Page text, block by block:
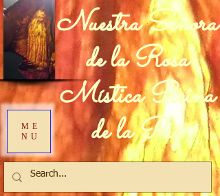
ME
NU
Nuestra Señora
de la Rosa
Mística Reina
de la Paz